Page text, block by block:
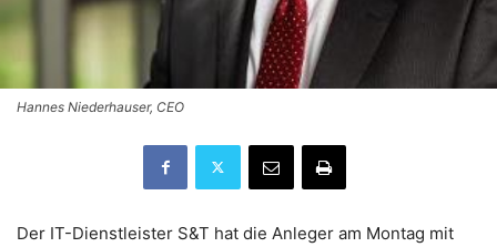
Hannes Niederhauser, CEO
Der IT-Dienstleister S&T hat die Anleger am Montag mit